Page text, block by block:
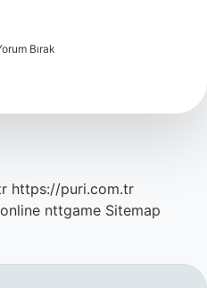
Bırak
https://puri.com.tr
nttgame Sitemap